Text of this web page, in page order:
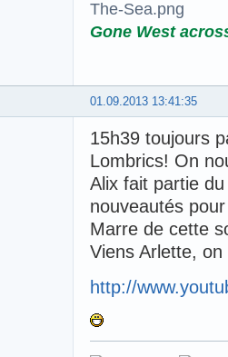
Gone West
01.09.2013 13:41:35
15h39 toujours
Lombrics! On
Alix fait partie
nouveautés
Marre de cette
Viens Arlette,
http://